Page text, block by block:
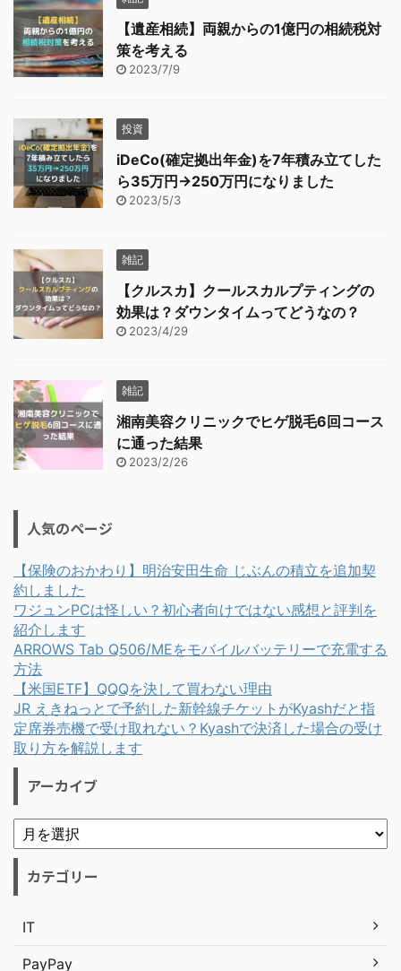
【遺産相続】両親からの1億円の相続税対
策を考える
2023/7/9
投資
iDeCo(確定拠出年金)を7年積み立てした
ら35万円→250万円になりました
2023/5/3
雑記
【クルスカ】クールスカルプティングの
効果は？ダウンタイムってどうなの？
2023/4/29
雑記
湘南美容クリニックでヒゲ脱毛6回コース
に通った結果
2023/2/26
人気のページ
【保険のおかわり】明治安田生命 じぶんの積立を追加契
約しました
ワジュンPCは怪しい？初心者向けではない感想と評判を
紹介します
ARROWS Tab Q506/MEをモバイルバッテリーで充電する
方法
【米国ETF】QQQを決して買わない理由
JR えきねっとで予約した新幹線チケットがKyashだと指
定席券売機で受け取れない？Kyashで決済した場合の受け
取り方を解説します
アーカイブ
カテゴリー
IT
PayPay